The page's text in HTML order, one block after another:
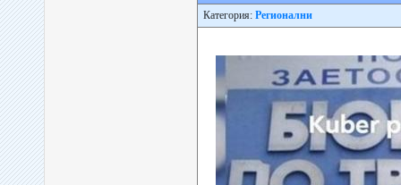
Категория: Регионални